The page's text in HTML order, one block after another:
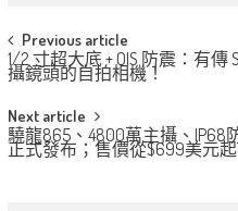
Post
navigation
Previous article
1/2 寸超大底 + OIS 防震：有傳
攝鏡頭的自拍相機！
Next article
驍龍865、4800萬主攝、IP68
正式發布；售價從$699美元